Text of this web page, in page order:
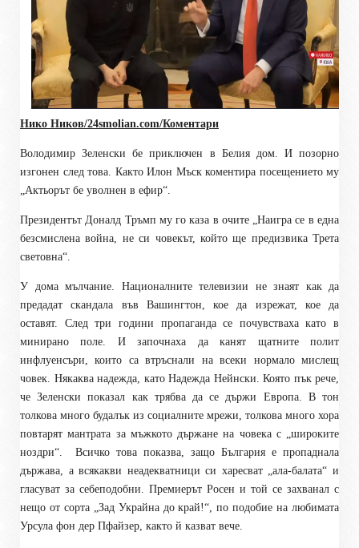
Нико Ников/24smolian.com/Коментари
Володимир Зеленски бе приключен в Белия дом. И позорно
изгонен след това. Както Илон Мъск коментира посещението му
„Актьорът бе уволнен в ефир“.
Президентът Доналд Тръмп му го каза в очите „Наигра се в една
безсмислена война, не си човекът, който ще предизвика Трета
световна“.
У дома мълчание. Националните телевизии не знаят как да
предадат скандала във Вашингтон, кое да изрежат, кое да
оставят. След три години пропаганда се почувстваха като в
минирано поле. И започнаха да канят щатните полит
инфлуенсъри, които са втръснали на всеки нормало мислещ
човек. Някаква надежда, като Надежда Нейнски. Която пък рече,
че Зеленски показал как трябва да се държи Европа. В тон
толкова много будалък из социалните мрежи, толкова много хора
повтарят мантрата за мъжкото държане на човека с „широките
ноздри“.
Всичко това показва, защо България е пропаднала
държава, а всякакви неадекватници си харесват „ала-балата“ и
гласуват за себеподобни. Премиерът Росен и той се захванал с
нещо от сорта „Зад Украйна до край!“, по подобие на любимата
Урсула фон дер Пфайзер, както й казват вече.